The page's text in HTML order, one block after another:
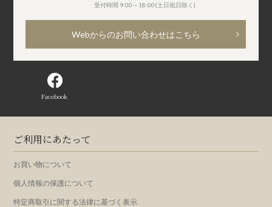
受付時間 9:00～18:00(土日祝日除く)
Webからのお問い合わせはこちら
Facebook
ご利用にあたって
お買い物について
個人情報の保護について
特定商取引に関する法律に基づく表示